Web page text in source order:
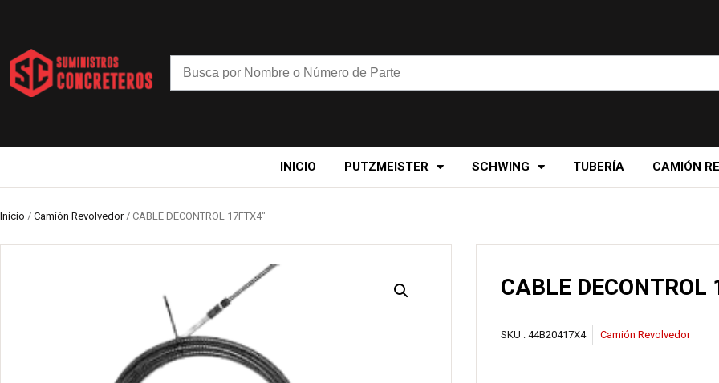
INICIO PUTZMEISTER SCHWING TUBERÍA CAMIÓN
Inicio / Camión Revolvedor/ CABLE DECONTROL 17FTX4″
CABLE DECONTROL
SKU : 44B20417X4 Camión Revolvedor